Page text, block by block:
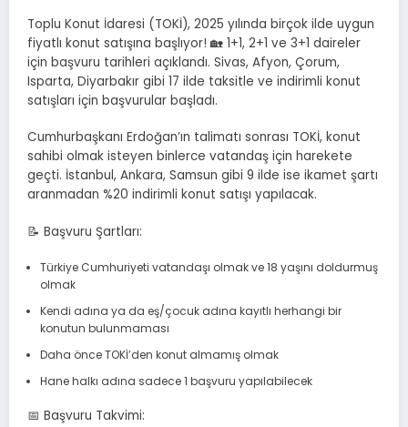
Toplu Konut İdaresi (TOKİ), 2025 yılında birçok ilde uygun
fiyatlı konut satışına başlıyor! 🏡 1+1, 2+1 ve 3+1 daireler
için başvuru tarihleri açıklandı. Sivas, Afyon, Çorum,
Isparta, Diyarbakır gibi 17 ilde taksitle ve indirimli konut
satışları için başvurular başladı.
Cumhurbaşkanı Erdoğan’ın talimatı sonrası TOKİ, konut
sahibi olmak isteyen binlerce vatandaş için harekete
geçti. İstanbul, Ankara, Samsun gibi 9 ilde ise ikamet şartı
aranmadan %20 indirimli konut satışı yapılacak.
📝 Başvuru Şartları:
Türkiye Cumhuriyeti vatandaşı olmak ve 18 yaşını doldurmuş
olmak
Kendi adına ya da eş/çocuk adına kayıtlı herhangi bir
konutun bulunmaması
Daha önce TOKİ’den konut almamış olmak
Hane halkı adına sadece 1 başvuru yapılabilecek
📅 Başvuru Takvimi: